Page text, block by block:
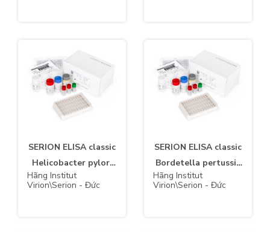
SERION ELISA classic
Helicobacter pylori
IgA
Hãng Institut
Virion\Serion - Đức
SERION ELISA classic
Bordetella pertussis
IgG
Hãng Institut
Virion\Serion - Đức